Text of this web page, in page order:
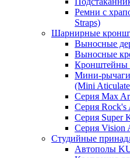
Ремни с
Straps)
Шарнирные
Выносные
Выносные
Кронштейны
Мини-
(Mini
Серия Max
Серия Rock's
Серия Super
Серия Vision
Студийные
Автополы